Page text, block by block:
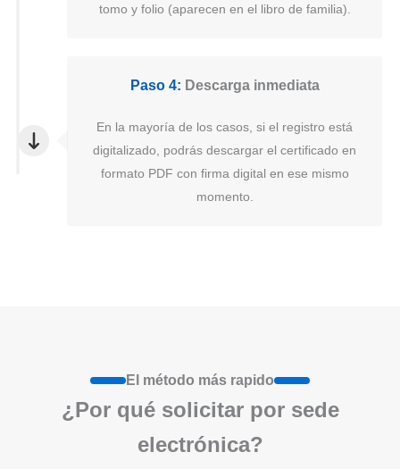
tomo y folio (aparecen en el libro de familia).
Paso 4: Descarga inmediata
En la mayoría de los casos, si el registro está
digitalizado, podrás descargar el certificado en
formato PDF con firma digital en ese mismo
momento.
El método más rapido
¿Por qué solicitar por sede
electrónica?